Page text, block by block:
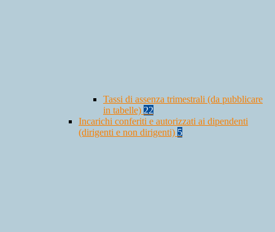
Tassi di assenza trimestrali (da pubblicare
in tabelle) 22
Incarichi conferiti e autorizzati ai dipendenti
(dirigenti e non dirigenti) 5